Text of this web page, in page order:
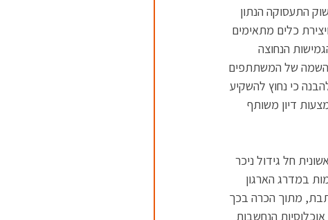
התעסוקה הנתון
כלים מתאימים
הנחוצה
של המשתתפים
כי נחוץ להשקיע
דיון משותף
חל גידול ניכר
במדרג הארגון
תבת, מתוך הכרה בכך
הנחשבות